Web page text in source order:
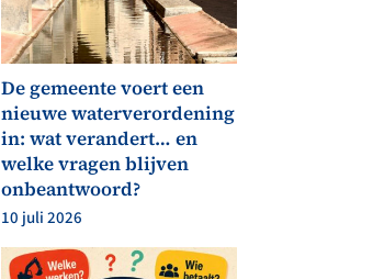
De gemeente voert een
nieuwe waterverordening
in: wat verandert… en
welke vragen blijven
onbeantwoord?
10 juli 2026